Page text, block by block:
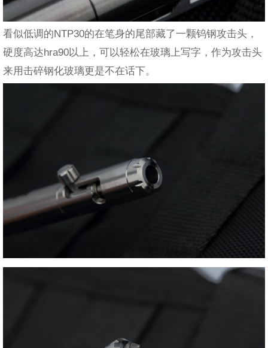
看似低调的NTP30的在笔身的尾部藏了一颗钨钢攻击头，
硬度高达hra90以上，可以轻松在玻璃上写字，作为攻击头
来用击碎钢化玻璃更是不在话下。